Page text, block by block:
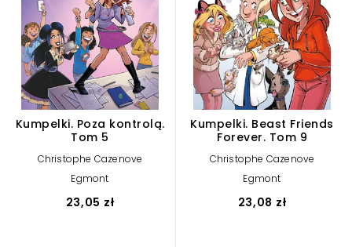
Kumpelki. Poza kontrolą.
Tom 5
Christophe Cazenove
Egmont
23,05 zł
Kumpelki. Beast Friends
Forever. Tom 9
Christophe Cazenove
Egmont
23,08 zł